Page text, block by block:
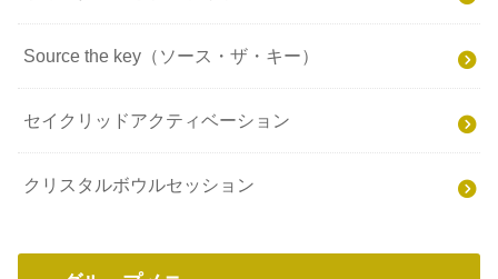
Source the key（ソース・ザ・キー）
セイクリッドアクティベーション
クリスタルボウルセッション